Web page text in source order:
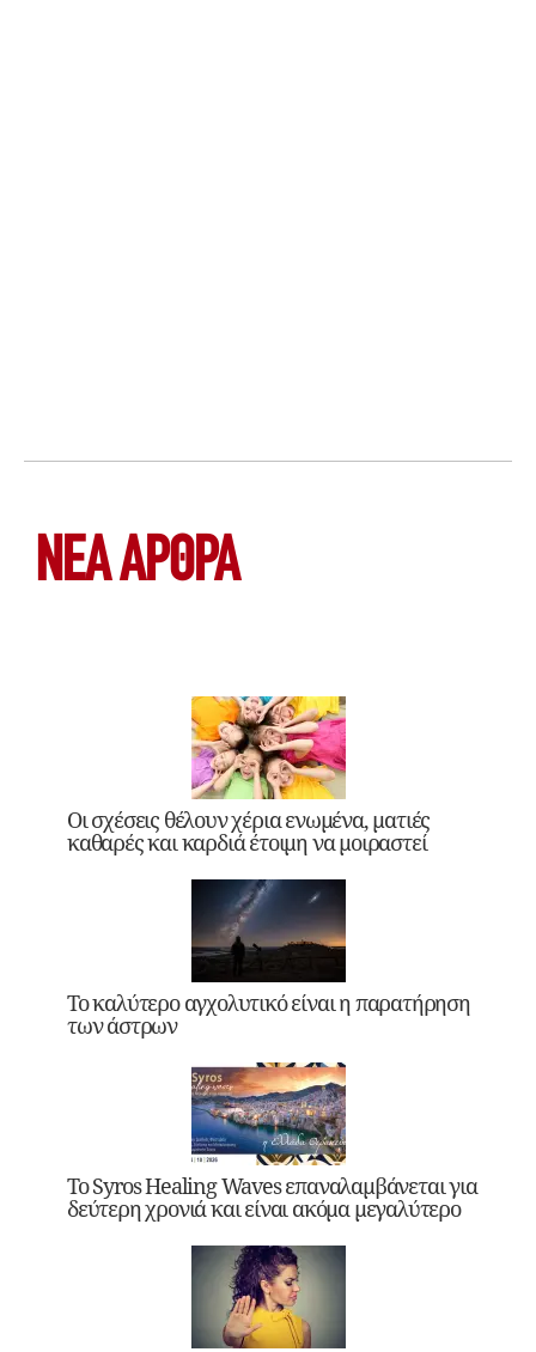
ΝΕΑ ΆΡΘΡΑ
Οι σχέσεις θέλουν χέρια ενωμένα, ματιές
καθαρές και καρδιά έτοιμη να μοιραστεί
Το καλύτερο αγχολυτικό είναι η παρατήρηση
των άστρων
Το Syros Healing Waves επαναλαμβάνεται για
δεύτερη χρονιά και είναι ακόμα μεγαλύτερο